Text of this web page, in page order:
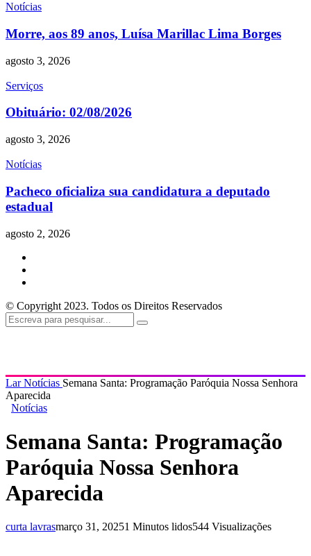
Notícias
Morre, aos 89 anos, Luísa Marillac Lima Borges
agosto 3, 2026
Serviços
Obituário: 02/08/2026
agosto 3, 2026
Notícias
Pacheco oficializa sua candidatura a deputado
estadual
agosto 2, 2026
© Copyright 2023. Todos os Direitos Reservados
LarNotícias Semana Santa: Programação Paróquia Nossa Senhora
Aparecida
Notícias
Semana Santa: Programação
Paróquia Nossa Senhora
Aparecida
curta lavrasmarço 31, 20251 Minutos lidos544 Visualizações